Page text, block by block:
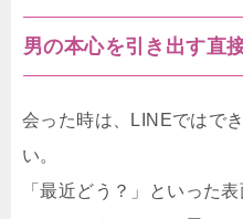
男の本心を引き出す直
会った時は、LINEではで
い。
「最近どう？」といった